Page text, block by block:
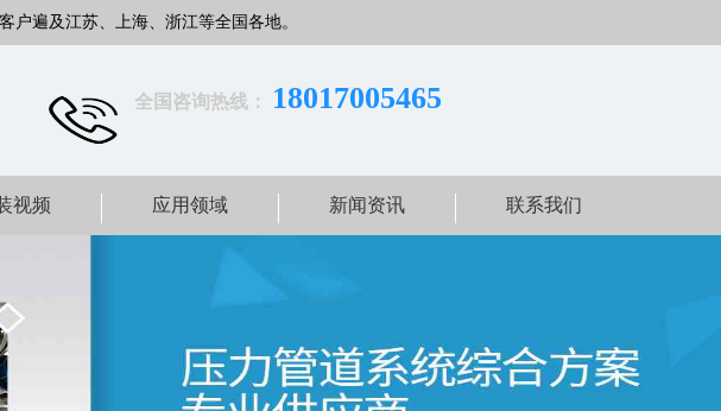
户遍及江苏、上海、浙江等全国各地。
全国咨询热线： 18017005465
视频 应用领域 新闻资讯 联系我们